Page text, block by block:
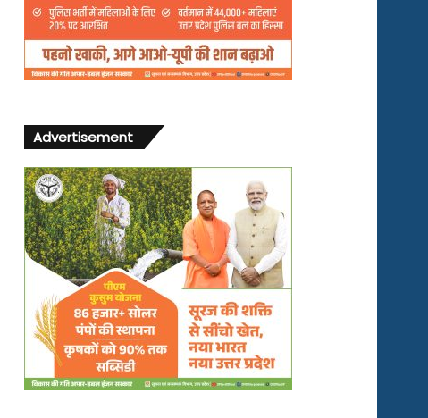
Advertisement